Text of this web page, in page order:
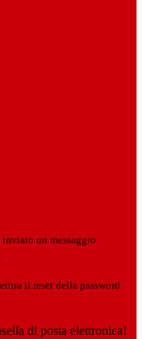
inviato un messaggio
il reset della password
di posta elettronica!